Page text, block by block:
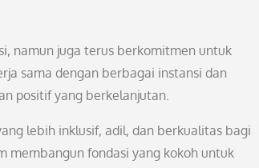
namun juga terus berkomitmen untuk
sama dengan berbagai instansi dan
positif yang berkelanjutan.
lebih inklusif, adil, dan berkualitas bagi
membangun fondasi yang kokoh untuk